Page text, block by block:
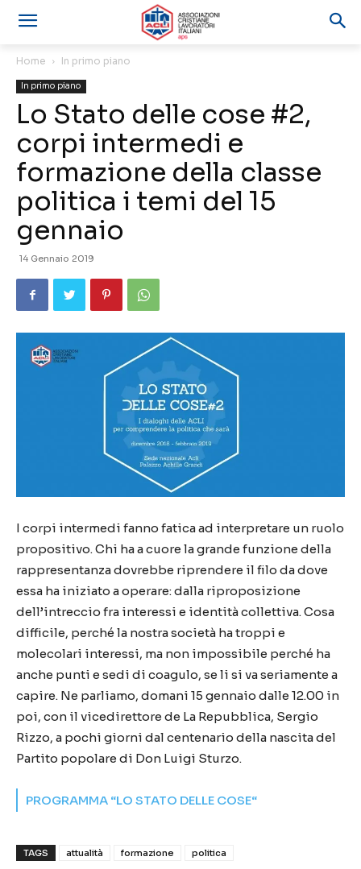
Home In primo piano
In primo piano
Lo Stato delle cose #2,
corpi intermedi e
formazione della classe
politica i temi del 15
gennaio
14 Gennaio 2019
I corpi intermedi fanno fatica ad interpretare un ruolo
propositivo. Chi ha a cuore la grande funzione della
rappresentanza dovrebbe riprendere il filo da dove
essa ha iniziato a operare: dalla riproposizione
dell’intreccio fra interessi e identità collettiva. Cosa
difficile, perché la nostra società ha troppi e
molecolari interessi, ma non impossibile perché ha
anche punti e sedi di coagulo, se li si va seriamente a
capire. Ne parliamo, domani 15 gennaio dalle 12.00 in
poi, con il vicedirettore de La Repubblica, Sergio
Rizzo, a pochi giorni dal centenario della nascita del
Partito popolare di Don Luigi Sturzo.
PROGRAMMA “LO STATO DELLE COSE“
TAGS attualità formazione politica